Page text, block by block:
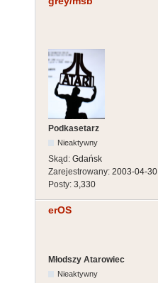
Podkasetarz
Nieaktywny
Skąd: Gdańsk
Zarejestrowany: 2003-04-30
Posty: 3,330
erOS
Młodszy Atarowiec
Nieaktywny